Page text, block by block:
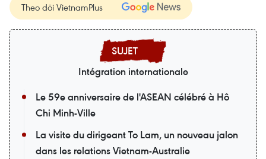
Theo dõi VietnamPlus
Intégration internationale
Le 59e anniversaire de l'ASEAN célébré à Hô
Chi Minh-Ville
La visite du dirigeant To Lam, un nouveau jalon
dans les relations Vietnam-Australie